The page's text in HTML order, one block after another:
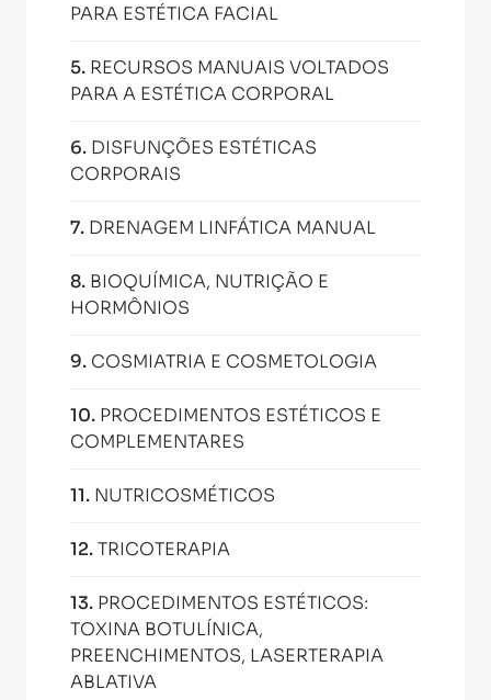
PARA ESTÉTICA FACIAL
5. RECURSOS MANUAIS VOLTADOS
PARA A ESTÉTICA CORPORAL
6. DISFUNÇÕES ESTÉTICAS
CORPORAIS
7. DRENAGEM LINFÁTICA MANUAL
8. BIOQUÍMICA, NUTRIÇÃO E
HORMÔNIOS
9. COSMIATRIA E COSMETOLOGIA
10. PROCEDIMENTOS ESTÉTICOS E
COMPLEMENTARES
11. NUTRICOSMÉTICOS
12.TRICOTERAPIA
13. PROCEDIMENTOS ESTÉTICOS:
TOXINA BOTULÍNICA,
PREENCHIMENTOS, LASERTERAPIA
ABLATIVA